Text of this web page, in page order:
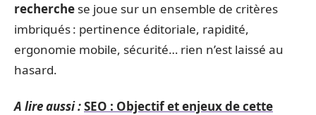
recherche se joue sur un ensemble de critères
imbriqués : pertinence éditoriale, rapidité,
ergonomie mobile, sécurité… rien n’est laissé au
hasard.
A lire aussi :SEO : Objectif et enjeux de cette